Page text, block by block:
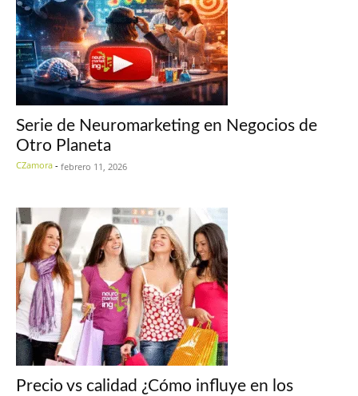
Serie de Neuromarketing en Negocios de
Otro Planeta
CZamora - febrero 11, 2026
Precio vs calidad ¿Cómo influye en los